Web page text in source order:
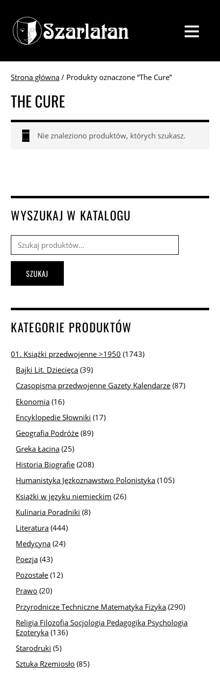
Strona główna / Produkty oznaczone “The Cure”
THE CURE
Nie znaleziono produktów, których szukasz.
WYSZUKAJ W KATALOGU
Szukaj:
SZUKAJ
KATEGORIE PRODUKTÓW
01. Książki przedwojenne >1950 (1743)
Bajki Lit. Dziecięca (39)
Czasopisma przedwojenne Gazety Kalendarze (87)
Ekonomia (16)
Encyklopedie Słowniki (17)
Geografia Podróże (89)
Greka Łacina (25)
Historia Biografie (208)
Humanistyka Jęzkoznawstwo Polonistyka (105)
Książki w języku niemieckim (26)
Kulinaria Poradniki (8)
Literatura (444)
Medycyna (24)
Poezja (43)
Pozostałe (12)
Prawo (20)
Przyrodnicze Techniczne Matematyka Fizyka (290)
Religia Filozofia Socjologia Pedagogika Psychologia
Ezoteryka (136)
Starodruki (5)
Sztuka Rzemiosło (85)